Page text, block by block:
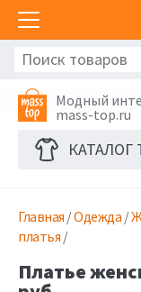
Модный
mass-top.ru
КАТАЛОГ
Главная /Одежда /
платья /
Платье